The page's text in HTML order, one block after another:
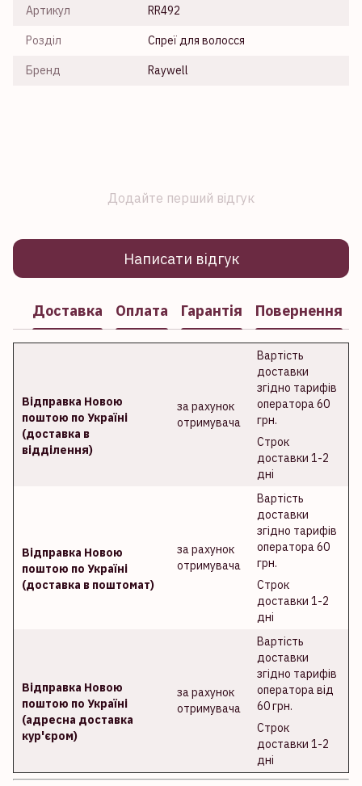
Артикул RR492
Розділ Спреї для волосся
Бренд Raywell
Додайте перший відгук
Написати відгук
Доставка Оплата Гарантія Повернення
Відправка Новою
поштою по Україні
(доставка в
відділення)
за рахунок
отримувача
Вартість
доставки
згідно тарифів
оператора 60
грн.
Строк
доставки 1-2
дні
Відправка Новою
поштою по Україні
(доставка в поштомат)
за рахунок
отримувача
Вартість
доставки
згідно тарифів
оператора 60
грн.
Строк
доставки 1-2
дні
Відправка Новою
поштою по Україні
(адресна доставка
кур'єром)
за рахунок
отримувача
Вартість
доставки
згідно тарифів
оператора від
60 грн.
Строк
доставки 1-2
дні